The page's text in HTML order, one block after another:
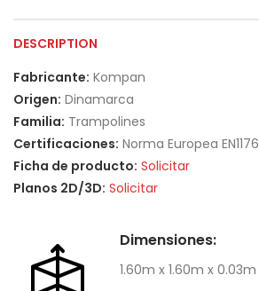
DESCRIPTION
Fabricante: Kompan
Origen: Dinamarca
Familia: Trampolines
Certificaciones: Norma Europea EN1176
Ficha de producto: Solicitar
Planos 2D/3D: Solicitar
Dimensiones:
1.60m x 1.60m x 0.03m